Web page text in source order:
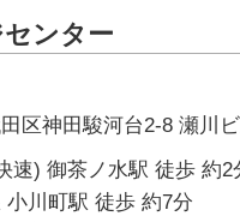
ンター
区神田駿河台2-8 瀬川
速) 御茶ノ水駅 徒歩 約2
小川町駅 徒歩 約7分